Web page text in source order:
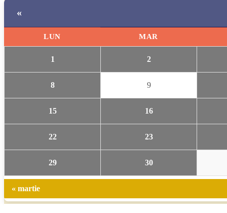
«
LUN MAR
1 2
8 9
15 16
22 23
29 30
« martie